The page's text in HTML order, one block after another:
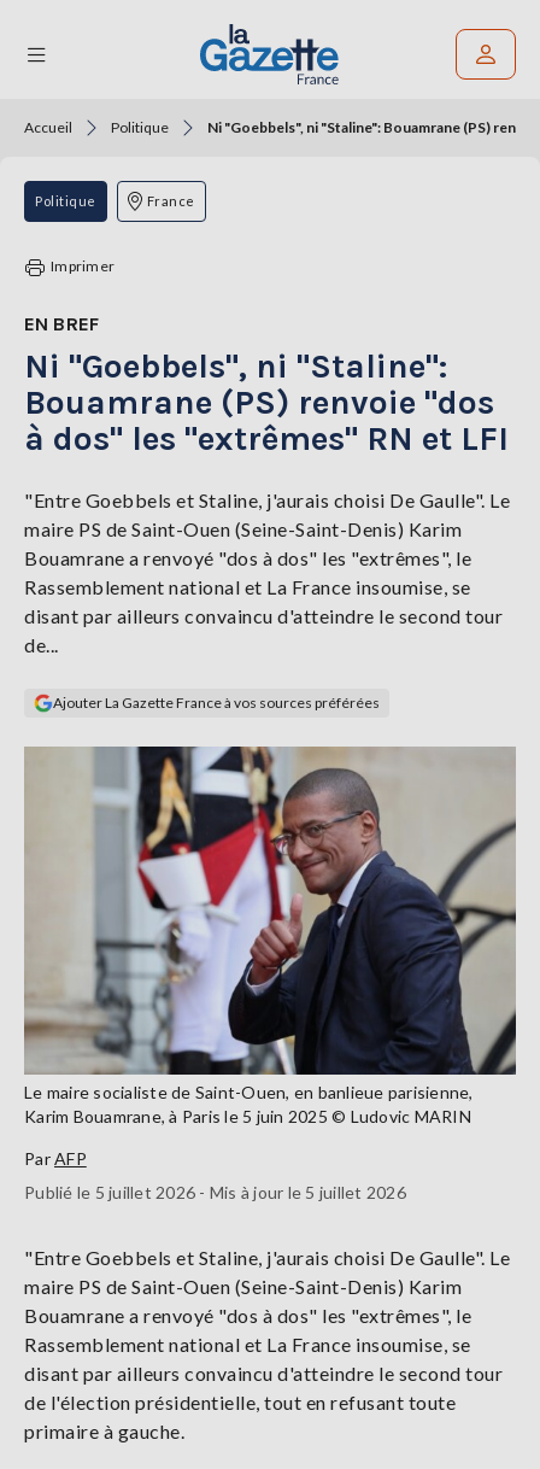
THÉMATIQUES
RÉGIONS
TENDANCES
SERVICES
LA
Se
connecter
S'abonner
Accueil Politique Ni "Goebbels", ni "Staline": Bouamrane (PS)
Politique France
Imprimer
EN BREF
Ni "Goebbels", ni "Staline":
Bouamrane (PS) renvoie "dos
à dos" les "extrêmes" RN et LFI
"Entre Goebbels et Staline, j'aurais choisi De Gaulle". Le
maire PS de Saint-Ouen (Seine-Saint-Denis) Karim
Bouamrane a renvoyé "dos à dos" les "extrêmes", le
Rassemblement national et La France insoumise, se
disant par ailleurs convaincu d'atteindre le second tour
de...
Ajouter La Gazette France à vos sources préférées
Le maire socialiste de Saint-Ouen, en banlieue parisienne,
Karim Bouamrane, à Paris le 5 juin 2025 © Ludovic MARIN
ParAFP
Publié le 5 juillet 2026 - Mis à jour le 5 juillet 2026
"Entre Goebbels et Staline, j'aurais choisi De Gaulle". Le
maire PS de Saint-Ouen (Seine-Saint-Denis) Karim
Bouamrane a renvoyé "dos à dos" les "extrêmes", le
Rassemblement national et La France insoumise, se
disant par ailleurs convaincu d'atteindre le second tour
de l'élection présidentielle, tout en refusant toute
primaire à gauche.